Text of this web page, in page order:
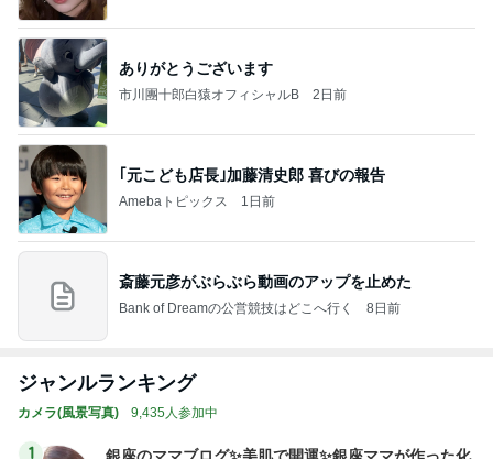
ありがとうございます
市川團十郎白猿オフィシャルB 2日前
｢元こども店長｣加藤清史郎 喜びの報告
Amebaトピックス 1日前
斎藤元彦がぶらぶら動画のアップを止めた
Bank of Dreamの公営競技はどこへ行く 8日前
ジャンルランキング
カメラ(風景写真) 9,435人参加中
1 銀座のママブログ✨美肌で開運✨銀座ママが作った化